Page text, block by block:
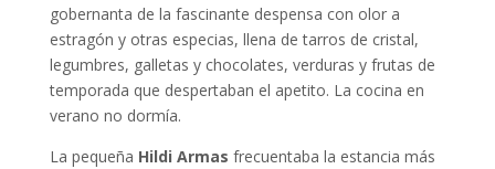
gobernanta de la fascinante despensa con olor a
estragón y otras especias, llena de tarros de cristal,
legumbres, galletas y chocolates, verduras y frutas de
temporada que despertaban el apetito. La cocina en
verano no dormía.
La pequeña Hildi Armas frecuentaba la estancia más